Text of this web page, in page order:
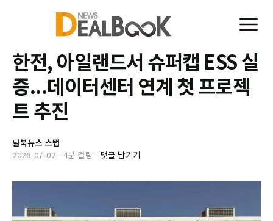
한전, 아일랜드서 슈퍼캡 ESS 실
증...데이터센터 연계 첫 프로젝
트 추진
딜북뉴스 스탭
2026-07-02 - 4분 걸림 - 댓글 남기기